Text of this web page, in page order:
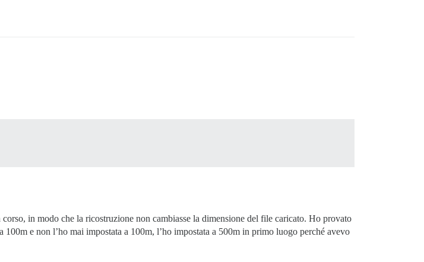
in modo che la ricostruzione non cambiasse la dimensione del file caricato. Ho provato
e non l’ho mai impostata a 100m, l’ho impostata a 500m in primo luogo perché avevo